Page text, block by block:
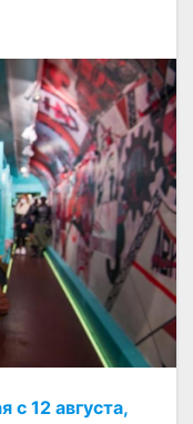
с 12 августа,